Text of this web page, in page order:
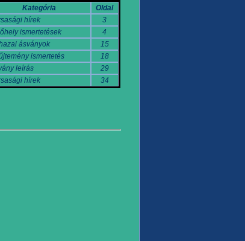
Kategória
Oldal
hírek
3
ismertetések
4
ásványok
15
ismertetés
18
leírás
29
hírek 34